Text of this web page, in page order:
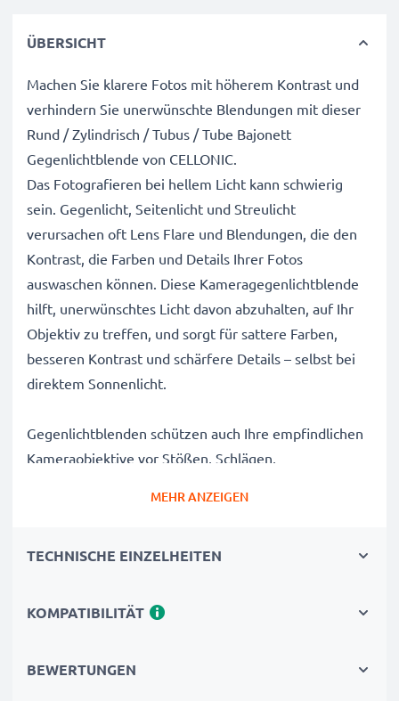
ÜBERSICHT
Machen Sie klarere Fotos mit höherem Kontrast und
verhindern Sie unerwünschte Blendungen mit dieser
Rund / Zylindrisch / Tubus / Tube Bajonett
Gegenlichtblende von CELLONIC.
Das Fotografieren bei hellem Licht kann schwierig
sein. Gegenlicht, Seitenlicht und Streulicht
verursachen oft Lens Flare und Blendungen, die den
Kontrast, die Farben und Details Ihrer Fotos
auswaschen können. Diese Kameragegenlichtblende
hilft, unerwünschtes Licht davon abzuhalten, auf Ihr
Objektiv zu treffen, und sorgt für sattere Farben,
besseren Kontrast und schärfere Details – selbst bei
direktem Sonnenlicht.
Gegenlichtblenden schützen auch Ihre empfindlichen
Kameraobjektive vor Stößen, Schlägen,
Bajonett Gegenlichtblende von CELLONIC wählen?
MEHR ANZEIGEN
TECHNISCHE EINZELHEITEN
KOMPATIBILITÄT
BEWERTUNGEN